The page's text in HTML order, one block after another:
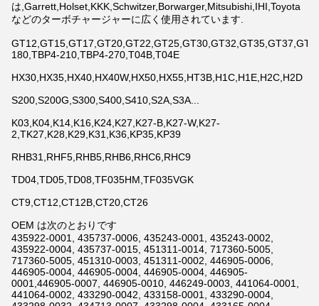
は,Garrett,Holset,KKK,Schwitzer,Borwarger,Mitsubishi,IHI,Toyota
などのターボチャージャーに広く使用されています.
180,TBP4-210,TBP4-270,T04B,T04E
HX30,HX35,HX40,HX40W,HX50,HX55,HT3B,H1C,H1E,H2C,H2D
S200,S200G,S300,S400,S410,S2A,S3A...
K03,K04,K14,K16,K24,K27,K27-B,K27-W,K27-
2,TK27,K28,K29,K31,K36,KP35,KP39
RHB31,RHF5,RHB5,RHB6,RHC6,RHC9
TD04,TD05,TD08,TF035HM,TF035VGK
CT9,CT12,CT12B,CT20,CT26
OEM は次のとおりです
435922-0001, 435737-0006, 435243-0001, 435243-0002,
435922-0004, 435737-0015, 451311-0014, 717360-5005,
717360-5005, 451310-0003, 451311-0002, 446905-0006,
446905-0004, 446905-0004, 446905-0004, 446905-
0001,446905-0007, 446905-0010, 446249-0003, 441064-0001,
441064-0002, 433290-0042, 433158-0001, 433290-0004,